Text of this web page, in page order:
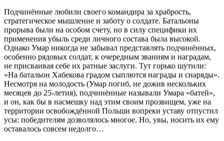
Подчинённые любили своего командира за храбрость,
стратегическое мышление и заботу о солдате. Батальоны
прорыва были на особом счету, но в силу специфики их
применения убыль среди личного состава была высокой.
Однако Умар никогда не забывал представлять подчинённых,
особенно рядовых солдат, к очередным званиям и наградам,
не присваивая себе их ратные заслуги. Тут горько шутили:
«На батальон Хабекова градом сыплются награды и снаряды».
Несмотря на молодость (Умар погиб, не дожив нескольких
месяцев до 25-летия), подчинённые называли Умара «батей»,
и он, как бы в насмешку над этим своим прозвищем, уже на
территории освобождённой Польши вопреки уставу отпустил
усы: победителям дозволялось многое. Но, увы, носить их ему
оставалось совсем недолго…